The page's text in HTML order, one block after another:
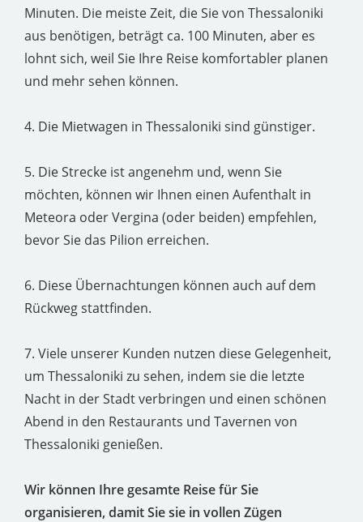
Minuten. Die meiste Zeit, die Sie von Thessaloniki
aus benötigen, beträgt ca. 100 Minuten, aber es
lohnt sich, weil Sie Ihre Reise komfortabler planen
und mehr sehen können.
4. Die Mietwagen in Thessaloniki sind günstiger.
5. Die Strecke ist angenehm und, wenn Sie
möchten, können wir Ihnen einen Aufenthalt in
Meteora oder Vergina (oder beiden) empfehlen,
bevor Sie das Pilion erreichen.
6. Diese Übernachtungen können auch auf dem
Rückweg stattfinden.
7. Viele unserer Kunden nutzen diese Gelegenheit,
um Thessaloniki zu sehen, indem sie die letzte
Nacht in der Stadt verbringen und einen schönen
Abend in den Restaurants und Tavernen von
Thessaloniki genießen.
Wir können Ihre gesamte Reise für Sie
organisieren, damit Sie sie in vollen Zügen